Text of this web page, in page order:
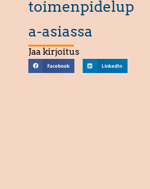
toimenpidelup
a-asiassa
Jaa kirjoitus
Facebook LinkedIn